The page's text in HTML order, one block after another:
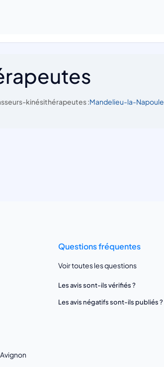
kinésithérapeutes :Mandelieu-la-Napoule
Questions fréquentes
Voir toutes les questions
Les avis sont-ils vérifiés ?
Les avis négatifs sont-ils publiés ?